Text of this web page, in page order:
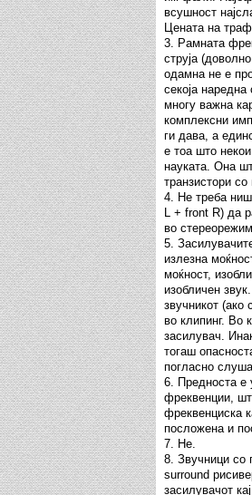
всушност
Цената на
3. Рамната
струја
одамна не е
секоја
многу важна
комплексни
ги дава, а
е тоа што
науката. Она
транзистори
4. Не треба
L + front R) да
во
5.
излезна
моќност,
изобличен
звучникот
во клипинг. Во
засилувач.
тогаш
погласно
6. Предноста е
фреквенции,
фреквенциска
посложена и
7. Не.
8. Звучници со
surround
засилувачот